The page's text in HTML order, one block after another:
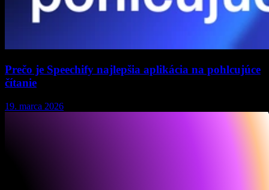
Prečo je Speechify najlepšia aplikácia na pohlcujúce
čítanie
19. marca 2026